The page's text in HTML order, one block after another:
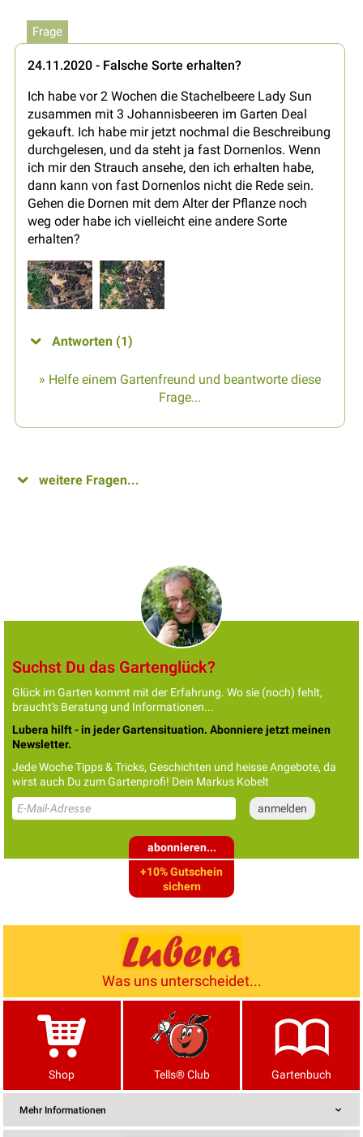
Frage
24.11.2020 - Falsche Sorte erhalten?
Ich habe vor 2 Wochen die Stachelbeere Lady Sun
zusammen mit 3 Johannisbeeren im Garten Deal
gekauft. Ich habe mir jetzt nochmal die Beschreibung
durchgelesen, und da steht ja fast Dornenlos. Wenn
ich mir den Strauch ansehe, den ich erhalten habe,
dann kann von fast Dornenlos nicht die Rede sein.
Gehen die Dornen mit dem Alter der Pflanze noch
weg oder habe ich vielleicht eine andere Sorte
erhalten?
Antworten (1)
» Helfe einem Gartenfreund und beantworte diese
Frage...
weitere Fragen...
Suchst Du das Gartenglück?
Glück im Garten kommt mit der Erfahrung. Wo sie (noch) fehlt,
braucht's Beratung und Informationen...
Lubera hilft - in jeder Gartensituation. Abonniere jetzt meinen
Newsletter.
Jede Woche Tipps & Tricks, Geschichten und heisse Angebote, da
wirst auch Du zum Gartenprofi! Dein Markus Kobelt
abonnieren...
+10% Gutschein
sichern
Was uns unterscheidet...
Shop Tells® Club Gartenbuch
Mehr Informationen